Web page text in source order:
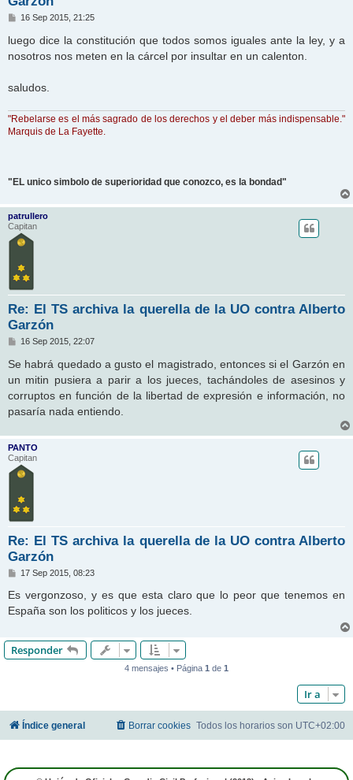
M
n
s
a
16 Sep 2015, 21:25
luego dice la constitución que todos somos iguales ante la ley, y a
nosotros nos meten en la cárcel por insultar en un calenton.
saludos.
"Rebelarse es el más sagrado de los derechos y el deber más indispensable."
Marquis de La Fayette.
"EL unico simbolo de superioridad que conozco, es la bondad"
patrullero
Capitan
Re: El TS archiva la querella de la UO contra Alberto
Garzón
M
n
a
e
16 Sep 2015, 22:07
Se habrá quedado a gusto el magistrado, entonces si el Garzón en
un mitin pusiera a parir a los jueces, tachándoles de asesinos y
corruptos en función de la libertad de expresión e información, no
pasaría nada entiendo.
PANTO
Capitan
Re: El TS archiva la querella de la UO contra Alberto
Garzón
M
n
a
17 Sep 2015, 08:23
Es vergonzoso, y es que esta claro que lo peor que tenemos en
España son los politicos y los jueces.
Responder
4 mensajes • Página 1 de 1
Ir a
Índice general Todos los horarios son UTC+02:00
Borrar cookies